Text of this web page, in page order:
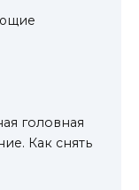
головная
Как снять